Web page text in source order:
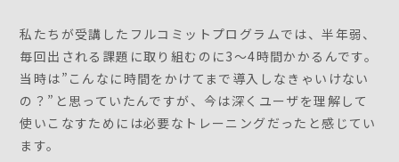
私たちが受講したフルコミットプログラムでは、半年弱、
毎回出される課題に取り組むのに3～4時間かかるんです。
当時は”こんなに時間をかけてまで導入しなきゃいけない
の？”と思っていたんですが、今は深くユーザを理解して
使いこなすためには必要なトレーニングだったと感じてい
ます。